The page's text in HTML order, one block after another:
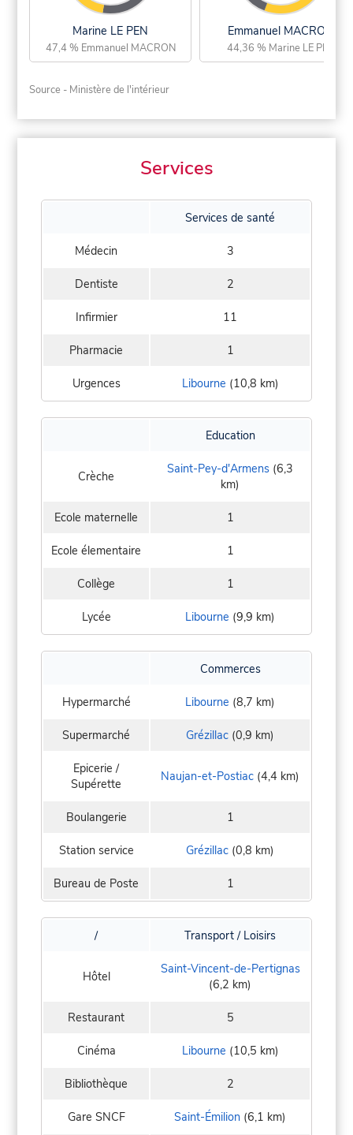
Marine LE PEN
47,4 % Emmanuel MACRON
Emmanuel MACRON
44,36 % Marine LE PEN
Source - Ministère de l'intérieur
Services
Services de santé
Médecin 3
Dentiste 2
Infirmier 11
Pharmacie 1
Urgences Libourne (10,8 km)
Education
Crèche Saint-Pey-d'Armens (6,3
km)
Ecole maternelle 1
Ecole élementaire 1
Collège 1
Lycée Libourne (9,9 km)
Commerces
Hypermarché Libourne (8,7 km)
Supermarché Grézillac (0,9 km)
Epicerie /
Supérette
Naujan-et-Postiac (4,4 km)
Boulangerie 1
Station service Grézillac (0,8 km)
Bureau de Poste 1
/ Transport / Loisirs
Hôtel
Saint-Vincent-de-Pertignas
(6,2 km)
Restaurant 5
Cinéma Libourne (10,5 km)
Bibliothèque 2
Gare SNCF Saint-Émilion (6,1 km)